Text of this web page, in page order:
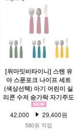
[위마잇비타이니] 스텐 유
아 스푼포크 나이프 세트
(색상선택) 아기 어린이 실
리콘 수저 숟가락 자기주도
42,000 29,400원
580원 적립